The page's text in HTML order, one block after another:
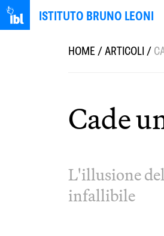
ISTITUTO BRUNO LEONI
HOME/ARTICOLI/
Cade
L'illusione
infallibile